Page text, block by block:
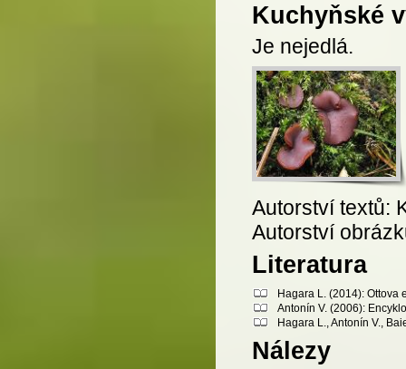
Kuchyňské
Je nejedlá.
Autorství textů:
Autorství
Literatura
Hagara L. (2014): Ottova
Antonín V. (2006):
Hagara L., Antonín V.,
Nálezy